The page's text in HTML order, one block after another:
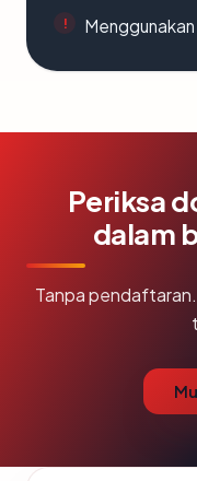
Periksa
dalam
Tanpa